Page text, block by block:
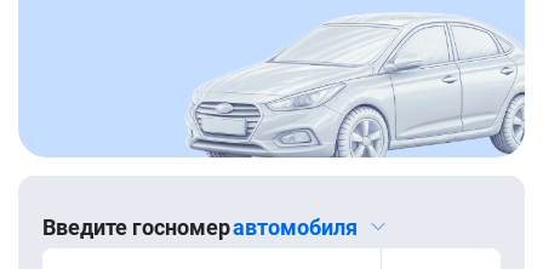
Введите госномеравтомобиля